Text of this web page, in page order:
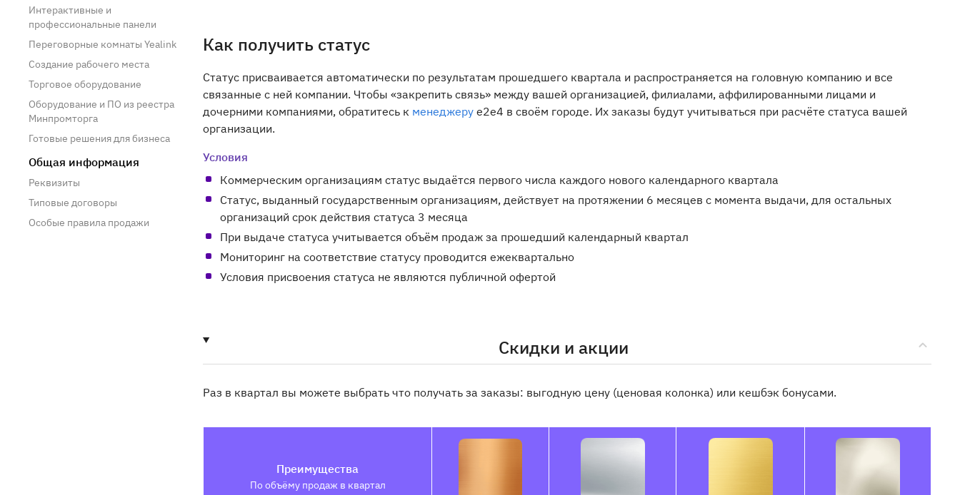
Интерактивные и
профессиональные панели
Переговорные комнаты Yealink
Создание рабочего места
Торговое оборудование
Оборудование и ПО из реестра
Минпромторга
Готовые решения для бизнеса
Общая информация
Реквизиты
Типовые договоры
Особые правила продажи
Как получить статус
Статус присваивается автоматически по результатам прошедшего квартала и распространяется на головную компанию и все
связанные с ней компании. Чтобы «закрепить связь» между вашей организацией, филиалами, аффилированными лицами и
дочерними компаниями, обратитесь к менеджеру e2e4 в своём городе. Их заказы будут учитываться при расчёте статуса вашей
организации.
Условия
Коммерческим организациям статус выдаётся первого числа каждого нового календарного квартала
Статус, выданный государственным организациям, действует на протяжении 6 месяцев с момента выдачи, для остальных
организаций срок действия статуса 3 месяца
При выдаче статуса учитывается объём продаж за прошедший календарный квартал
Мониторинг на соответствие статусу проводится ежеквартально
Условия присвоения статуса не являются публичной офертой
Скидки и акции
Раз в квартал вы можете выбрать что получать за заказы: выгодную цену (ценовая колонка) или кешбэк бонусами.
Преимущества
По объёму продаж в квартал